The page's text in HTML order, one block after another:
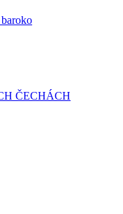
ČECHÁCH